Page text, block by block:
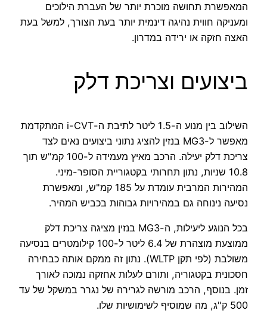
המאפשרת תחושה מוכרת יותר של העברת הילוכים
ומעניקה חווית נהיגה דינמית יותר בעת הצורך, למשל בעת
האצה חזקה או ירידה במדרון.
ביצועים וצריכת דלק
השילוב בין מנוע ה-1.5 ליטר לתיבת ה-i-CVT המתקדמת
מאפשר ל-MG3 בנזין להציג נתוני ביצועים נאים לצד
צריכת דלק יעילה. הרכב מאיץ מעמידה ל-100 קמ"ש תוך
10.8 שניות, נתון תחרותי בקטגוריית הסופר-מיני.
המהירות המרבית עומדת על 185 קמ"ש, ומאפשרת
נסיעה נינוחה גם במהירויות גבוהות בכביש המהיר.
בכל הנוגע ליעילות, ה-MG3 בנזין מציגה צריכת דלק
ממוצעת מוצהרת של 6.4 ליטר ל-100 קילומטרים בנסיעה
משולבת (לפי תקן WLTP). נתון זה ממקם אותה כבחירה
חסכונית בקטגוריה, ותורם לעלות אחזקה נמוכה לאורך
זמן. בנוסף, הרכב מורשה לגרירה של נגרר במשקל של עד
500 ק"ג, מה שמוסיף לשימושיות שלו.